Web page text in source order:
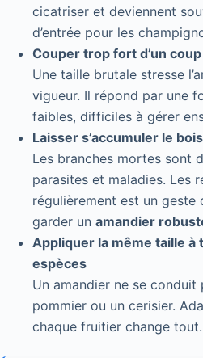
cicatriser et deviennent
d’entrée pour les
Couper trop fort d’un coup
Une taille brutale stresse
vigueur. Il répond par une
faibles, difficiles à gérer
Laisser s’accumuler le
Les branches mortes sont
parasites et maladies. Les
régulièrement est un geste
garder un amandier
Appliquer la même taille à
espèces
Un amandier ne se conduit
pommier ou un cerisier.
chaque fruitier change tout.